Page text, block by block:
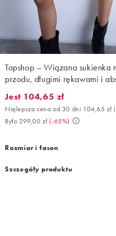
Topshop – Wiązana sukienka
przodu, długimi rękawami i
Jest 104,65 zł. Najlepsza cena
Jest 104,65 zł
Najlepsza cena od 30 dni 104,65 zł (
Było 299,00 zł (-65%)
Rozmiar i fason
Szczegóły produktu